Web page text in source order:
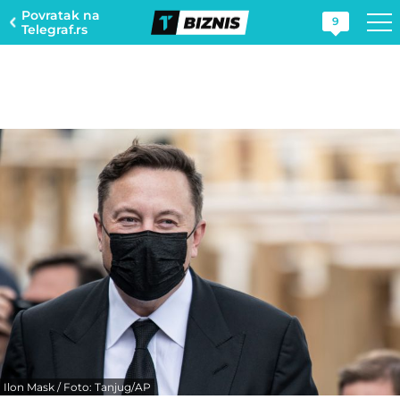
Povratak na
Telegraf.rs
9
Ilon Mask / Foto: Tanjug/AP